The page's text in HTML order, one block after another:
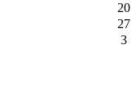
20
27
3